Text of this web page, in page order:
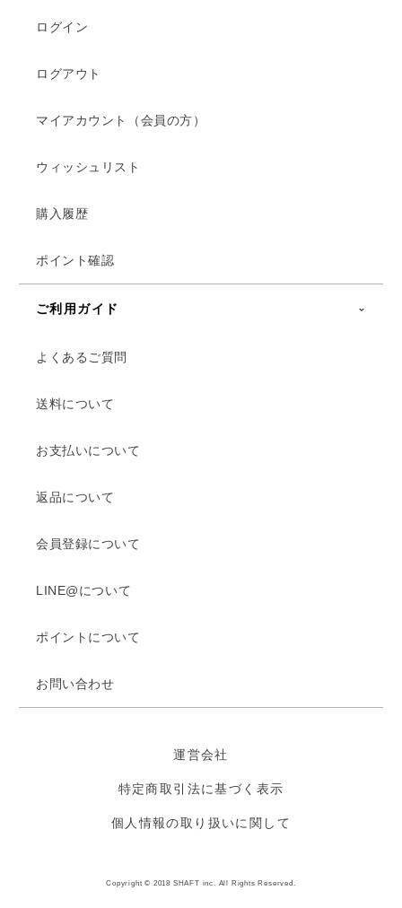
ログイン
ログアウト
マイアカウント（会員の方）
ウィッシュリスト
購入履歴
ポイント確認
ご利用ガイド
よくあるご質問
送料について
お支払いについて
返品について
会員登録について
LINE@について
ポイントについて
お問い合わせ
運営会社
特定商取引法に基づく表示
個人情報の取り扱いに関して
Copyright © 2018 SHAFT inc. All Rights Reserved.